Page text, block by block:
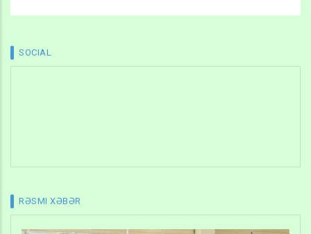
SOCIAL
RƏSMI XƏBƏR